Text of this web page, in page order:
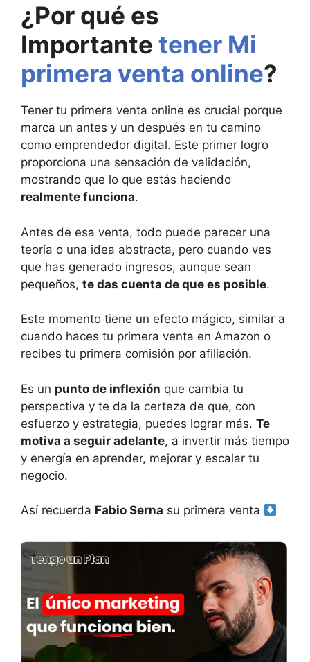
¿Por qué es
Importante tener Mi
primera venta online?
Tener tu primera venta online es crucial porque
marca un antes y un después en tu camino
como emprendedor digital. Este primer logro
proporciona una sensación de validación,
mostrando que lo que estás haciendo
realmente funciona.
Antes de esa venta, todo puede parecer una
teoría o una idea abstracta, pero cuando ves
que has generado ingresos, aunque sean
pequeños, te das cuenta de que es posible.
Este momento tiene un efecto mágico, similar a
cuando haces tu primera venta en Amazon o
recibes tu primera comisión por afiliación.
Es un punto de inflexión que cambia tu
perspectiva y te da la certeza de que, con
esfuerzo y estrategia, puedes lograr más. Te
motiva a seguir adelante, a invertir más tiempo
y energía en aprender, mejorar y escalar tu
negocio.
Así recuerda Fabio Serna su primera venta